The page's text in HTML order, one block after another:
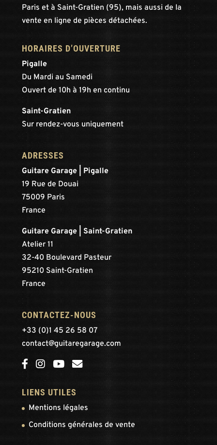
Paris et à Saint-Gratien (95), mais aussi de la
vente en ligne de pièces détachées.
HORAIRES D’OUVERTURE
Pigalle
Du Mardi au Samedi
Ouvert de 10h à 19h en continu
Saint-Gratien
Sur rendez-vous uniquement
ADRESSES
Guitare Garage | Pigalle
19 Rue de Douai
75009 Paris
France
Guitare Garage | Saint-Gratien
Atelier 11
32-40 Boulevard Pasteur
95210 Saint-Gratien
France
CONTACTEZ-NOUS
+33 (0)1 45 26 58 07
contact@guitaregarage.com
LIENS UTILES
Mentions légales
Conditions générales de vente